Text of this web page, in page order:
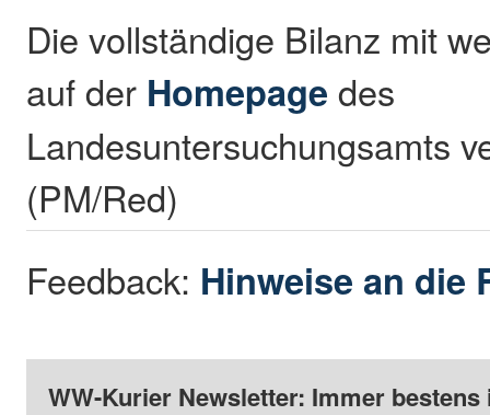
Die vollständige Bilanz mit
auf der Homepage des
Landesuntersuchungsamts
(PM/Red)
Feedback: Hinweise an die
WW-Kurier Newsletter: Immer